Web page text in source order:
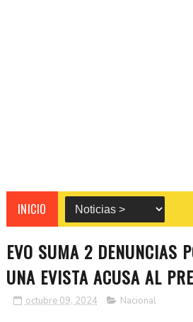
INICIO
EVO SUMA 2 DENUNCIAS
UNA EVISTA ACUSA AL
octubre 09, 2024 Nacional